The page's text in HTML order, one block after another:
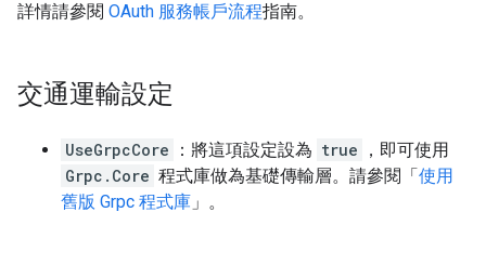
詳情請參閱 OAuth 服務帳戶流程指南。
交通運輸設定
UseGrpcCore ：將這項設定設為 true
，即可使用
Grpc.Core 程式庫做為基礎傳輸層。請參閱「使用
舊版 Grpc 程式庫 」。